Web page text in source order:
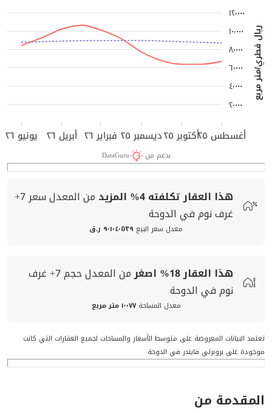
أغسطس ٢٥ أكتوبر ٢٥ ديسمبر ٢٥ فبراير ٢٦ أبريل ٢٦ يونيو ٢٦
ريال قطري/متر مربع
٢٬٠٠٠
٤٬٠٠٠
٦٬٠٠٠
٨٬٠٠٠
١٠٬٠٠٠
١٢٬٠٠٠
بدعم من DataGuru
هذا العقار تكلفته4% المزيد من المعدلسعر 7+
غرف نوم في الدوحة
معدل سعر البيع ٩٬١٠٤٬٥٣٩ ر.ق
هذا العقار18% اصغرمن المعدلحجم 7+ غرف
نوم في الدوحة
معدل المساحة ١٬٠٧٧ متر مربع
تعتمد البيانات المعروضة على متوسط الأسعار والمساحات لجميع العقارات التي كانت
موجودة على بروبرتي فايندر في الدوحة
المقدمة من